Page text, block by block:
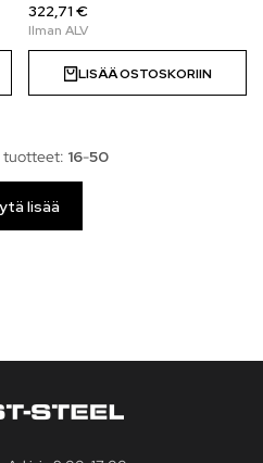
322,71 €
LISÄÄ OSTOSKORIIN
tuotteet: 16-50
lisää